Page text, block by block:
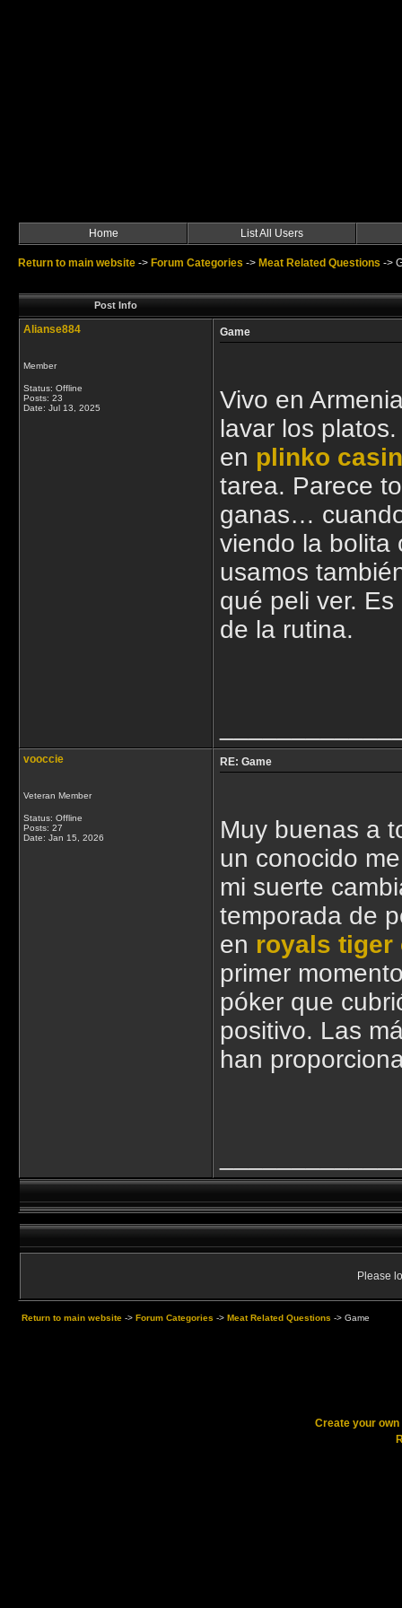
Home List All Users
Return to main website -> Forum Categories -> Meat Related Questions ->
Post Info
Alianse884
Member
Status: Offline
Posts: 23
Date: Jul 13, 2025
Game
Vivo en
lavar los
en plinko
tarea. Parece
ganas…
viendo la bolita
usamos
qué peli ver.
de la rutina.
vooccie
Veteran Member
Status: Offline
Posts: 27
Date: Jan 15, 2026
RE: Game
Muy buenas a
un conocido
mi suerte
temporada de
en royals tiger
primer
póker que
positivo. Las
han
Please
Return to main website -> Forum Categories -> Meat Related Questions -> Game
Create your own